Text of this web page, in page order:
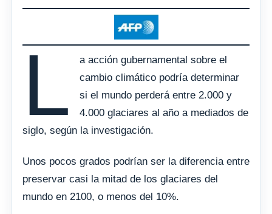
L
a acción gubernamental sobre el
cambio climático podría determinar
si el mundo perderá entre 2.000 y
4.000 glaciares al año a mediados de
siglo, según la investigación.
Unos pocos grados podrían ser la diferencia entre
preservar casi la mitad de los glaciares del
mundo en 2100, o menos del 10%.